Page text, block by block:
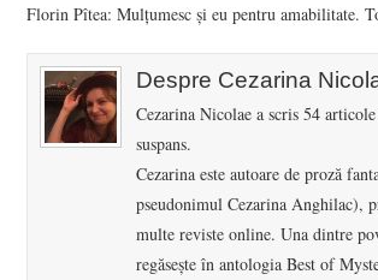
Florin Pîtea: Mulțumesc și eu pentru amabilitate.
Despre Cezarina
Cezarina Nicolae a scris 54
suspans.
Cezarina este autoare de proză
pseudonimul Cezarina Anghilac),
multe reviste online. Una dintre
regăsește în antologia Best of